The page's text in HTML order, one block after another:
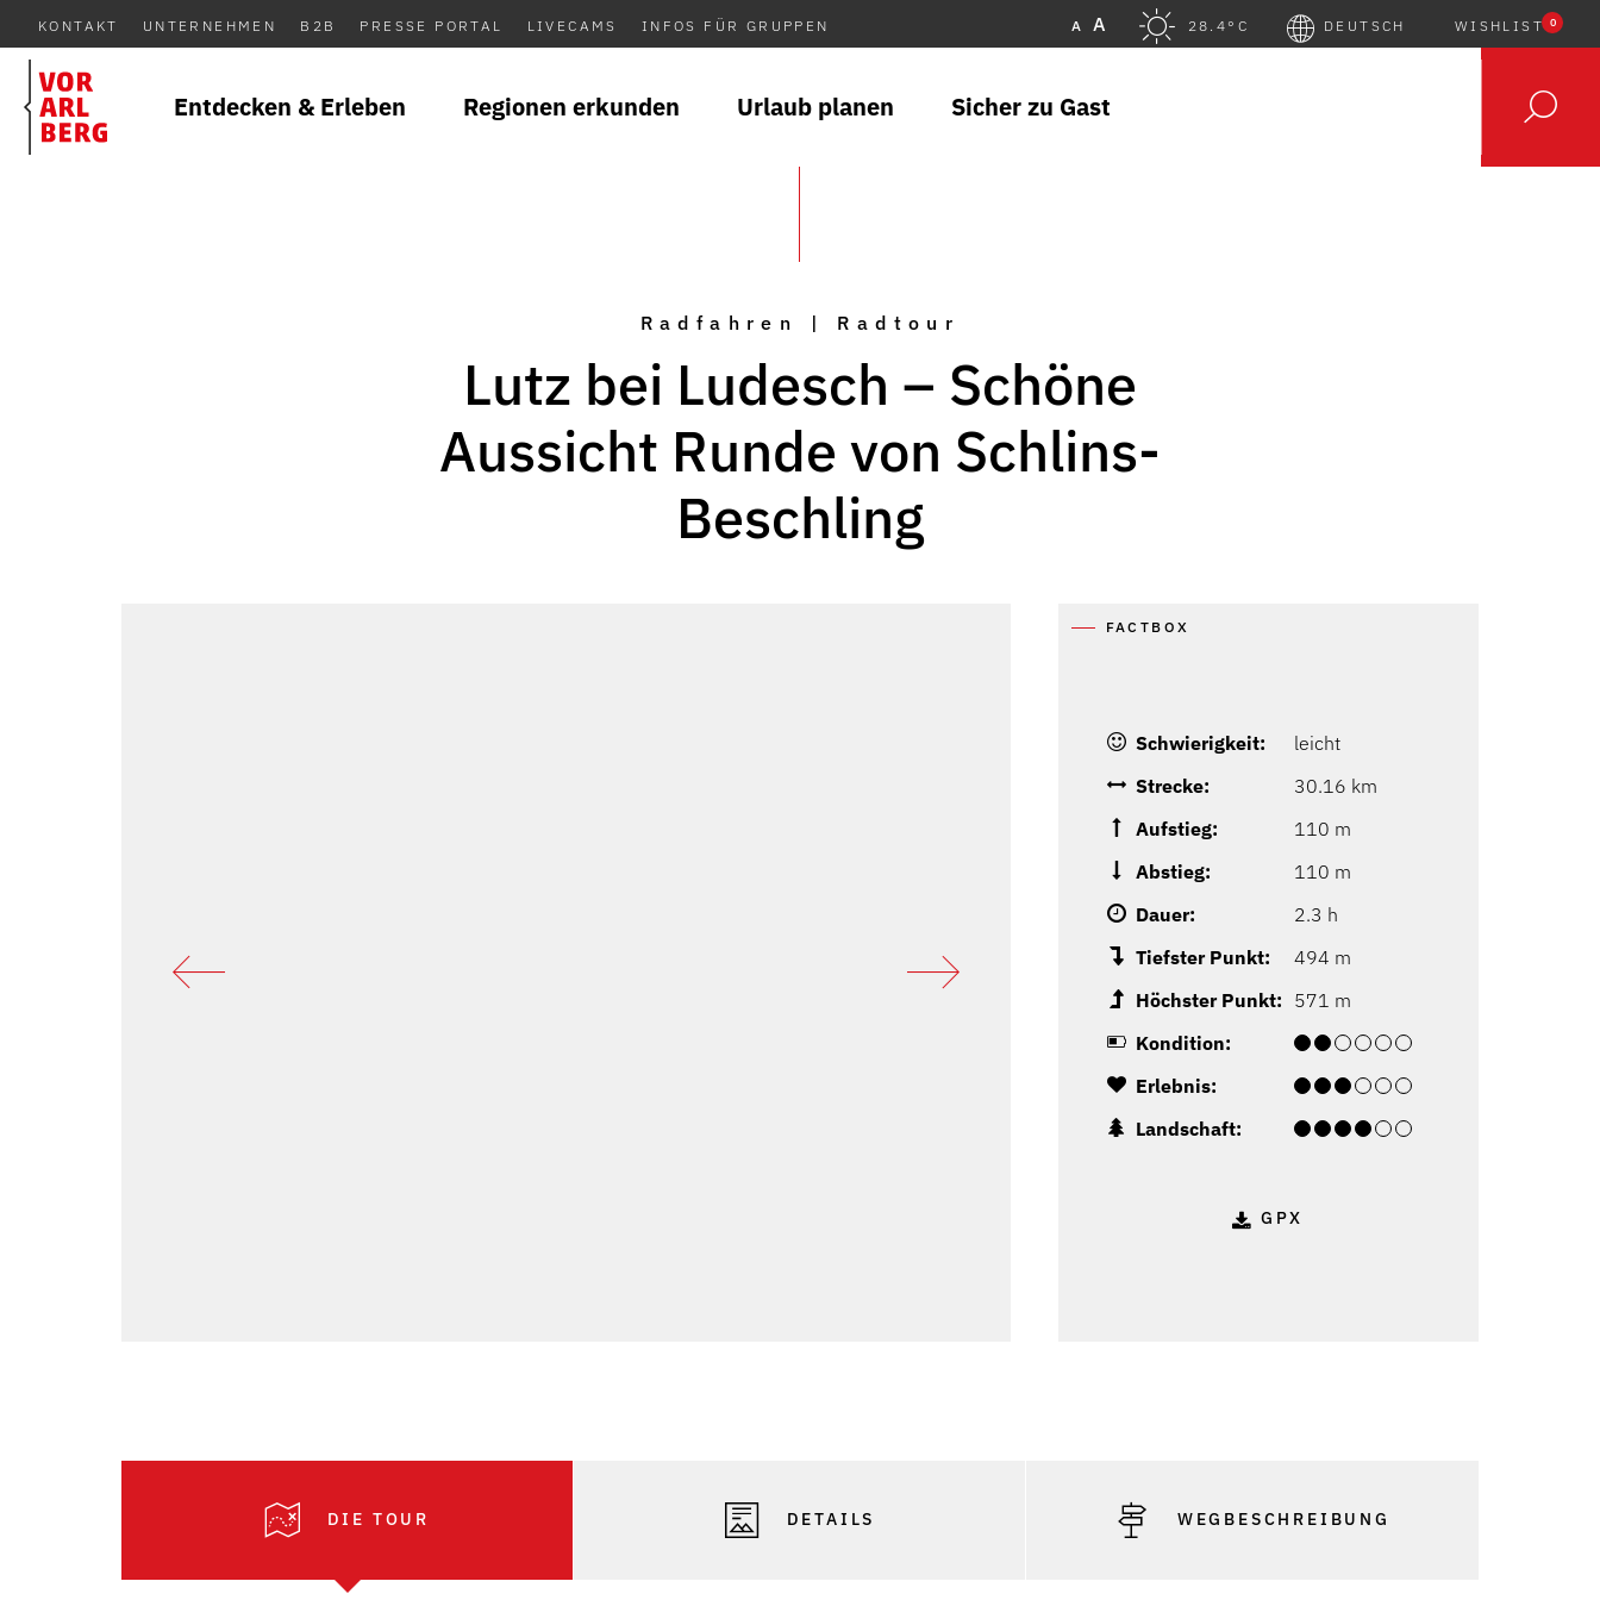
KONTAKT UNTERNEHMEN B2B PRESSE PORTAL LIVECAMS INFOS FÜR GRUPPEN A A 28.4°C DEUTSCH WISHLIST 0
Entdecken & Erleben Regionen erkunden Urlaub planen Sicher zu Gast
Radfahren | Radtour
Lutz bei Ludesch – Schöne
Aussicht Runde von Schlins-
Beschling
FACTBOX
Schwierigkeit:
leicht
Strecke:
30.16 km
Aufstieg:
110 m
Abstieg:
110 m
Dauer:
2.3 h
Tiefster Punkt:
494 m
Höchster Punkt: 571 m
Kondition:
Erlebnis:
Landschaft:
GPX
DIE TOUR DETAILS WEGBESCHREIBUNG